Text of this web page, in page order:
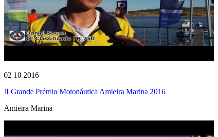
02 10 2016
II Grande Prémio Motonáutica Amieira Marina 2016
Amieira Marina